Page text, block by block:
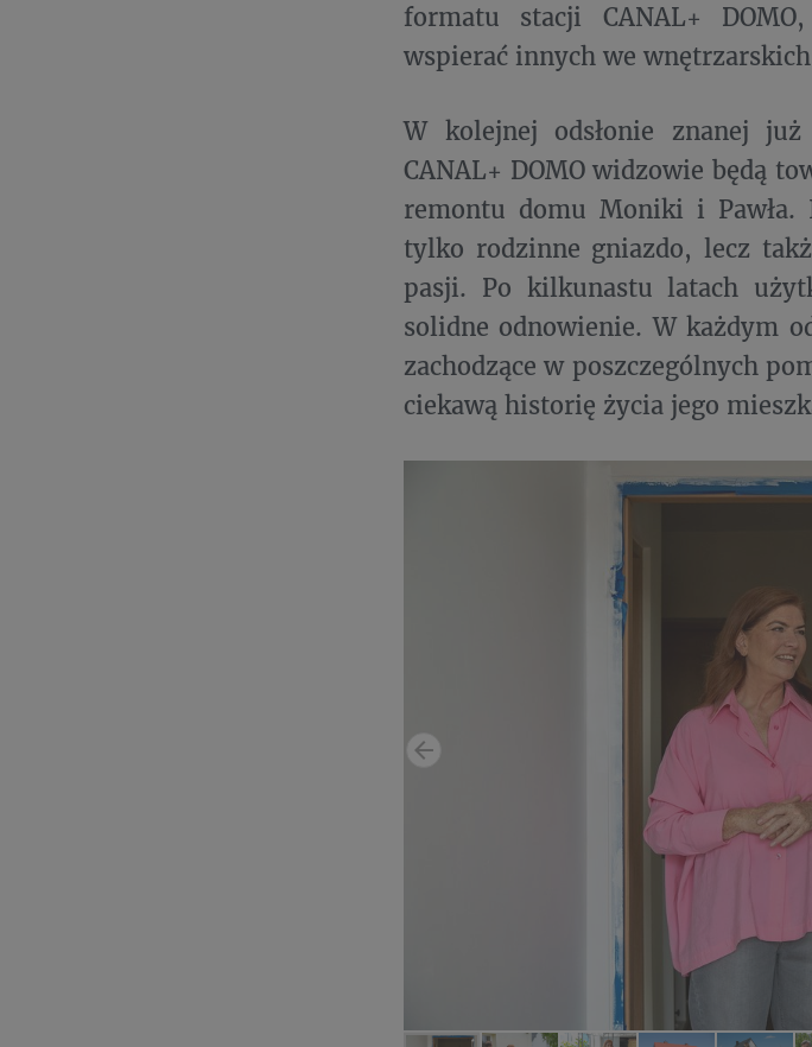
formatu stacji CANAL+
wspierać innych we
W kolejnej odsłonie znanej
CANAL+ DOMO widzowie będą
remontu domu Moniki i
tylko rodzinne gniazdo, lecz
pasji. Po kilkunastu latach
solidne odnowienie. W każdym
zachodzące w poszczególnych
ciekawą historię życia jego